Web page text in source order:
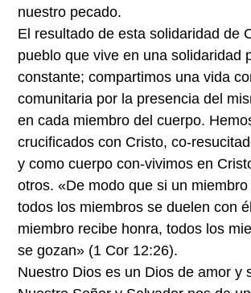
nuestro pecado.
El resultado de esta solidaridad de
pueblo que vive en una solidaridad
constante; compartimos una vida
comunitaria por la presencia del
en cada miembro del cuerpo.
crucificados con Cristo, co-
y como cuerpo con-vivimos en
otros. «De modo que si un miembro
todos los miembros se duelen con
miembro recibe honra, todos los
se gozan» (1 Cor 12:26).
Nuestro Dios es un Dios de amor y